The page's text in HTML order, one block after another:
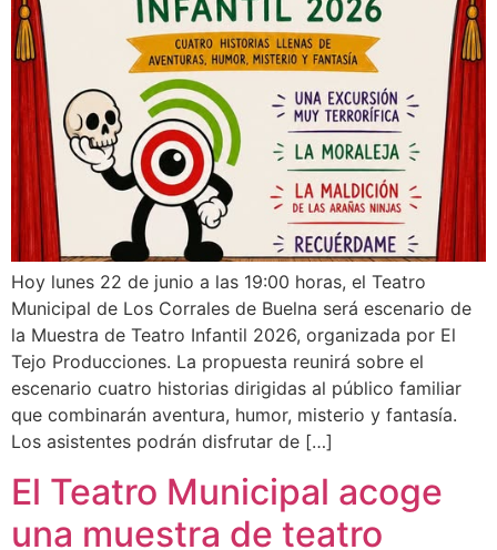
Hoy lunes 22 de junio a las 19:00 horas, el Teatro
Municipal de Los Corrales de Buelna será escenario de
la Muestra de Teatro Infantil 2026, organizada por El
Tejo Producciones. La propuesta reunirá sobre el
escenario cuatro historias dirigidas al público familiar
que combinarán aventura, humor, misterio y fantasía.
Los asistentes podrán disfrutar de […]
El Teatro Municipal acoge
una muestra de teatro